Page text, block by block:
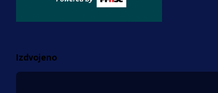
prostorije FK Borac!
Izdvojeno